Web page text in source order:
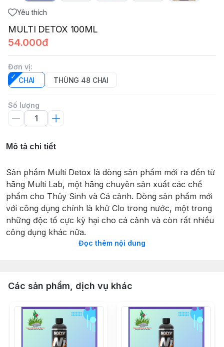
Yêu thích
MULTI DETOX 100ML
54.000đ
Đơn vị:
CHAI
THÙNG 48 CHAI
Số lượng
Mô tả chi tiết
Sản phẩm Multi Detox là dòng sản phẩm mới ra đến từ
hãng Multi Lab, một hãng chuyên sản xuất các chế
phẩm cho Thủy Sinh và Cá cảnh. Dòng sản phẩm mới
với công dụng chính là khử Clo trong nước, một trong
những độc tố cực kỳ hại cho cá cảnh và còn rất nhiều
công dụng khác nữa.
sản phẩm Multi Detox cùng Thủy Sinh 4U
Công dụng Multi Detox
- Loại bỏ 100% Clo/Chloramine trong nước máy chỉ
sau 10 giây sau khi châm vào bể.
- Loại bỏ độc tố kim loại nặng trong nước.
Đọc thêm nội dung
Các sản phẩm, dịch vụ khác